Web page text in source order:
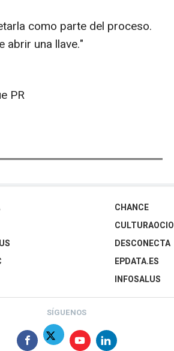
como parte del proceso.
abrir una llave."
PR
CHANCE
CULTURAOCIO
DESCONECTA
EPDATA.ES
INFOSALUS
SÍGUENOS